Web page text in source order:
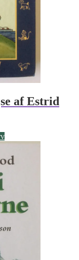
af Estrid